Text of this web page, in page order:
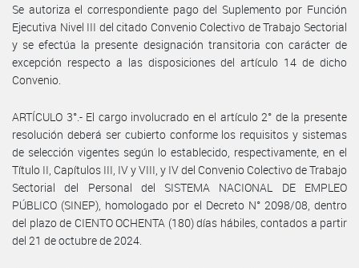
Se autoriza el correspondiente pago del Suplemento por Función
Ejecutiva Nivel III del citado Convenio Colectivo de Trabajo Sectorial
y se efectúa la presente designación transitoria con carácter de
excepción respecto a las disposiciones del artículo 14 de dicho
Convenio.
ARTÍCULO 3°.- El cargo involucrado en el artículo 2° de la presente
resolución deberá ser cubierto conforme los requisitos y sistemas
de selección vigentes según lo establecido, respectivamente, en el
Título II, Capítulos III, IV y VIII, y IV del Convenio Colectivo de Trabajo
Sectorial del Personal del SISTEMA NACIONAL DE EMPLEO
PÚBLICO (SINEP), homologado por el Decreto N° 2098/08, dentro
del plazo de CIENTO OCHENTA (180) días hábiles, contados a partir
del 21 de octubre de 2024.